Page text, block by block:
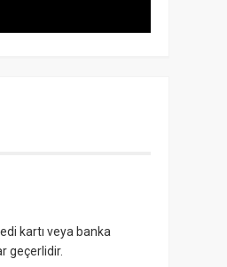
kartı veya banka
geçerlidir.